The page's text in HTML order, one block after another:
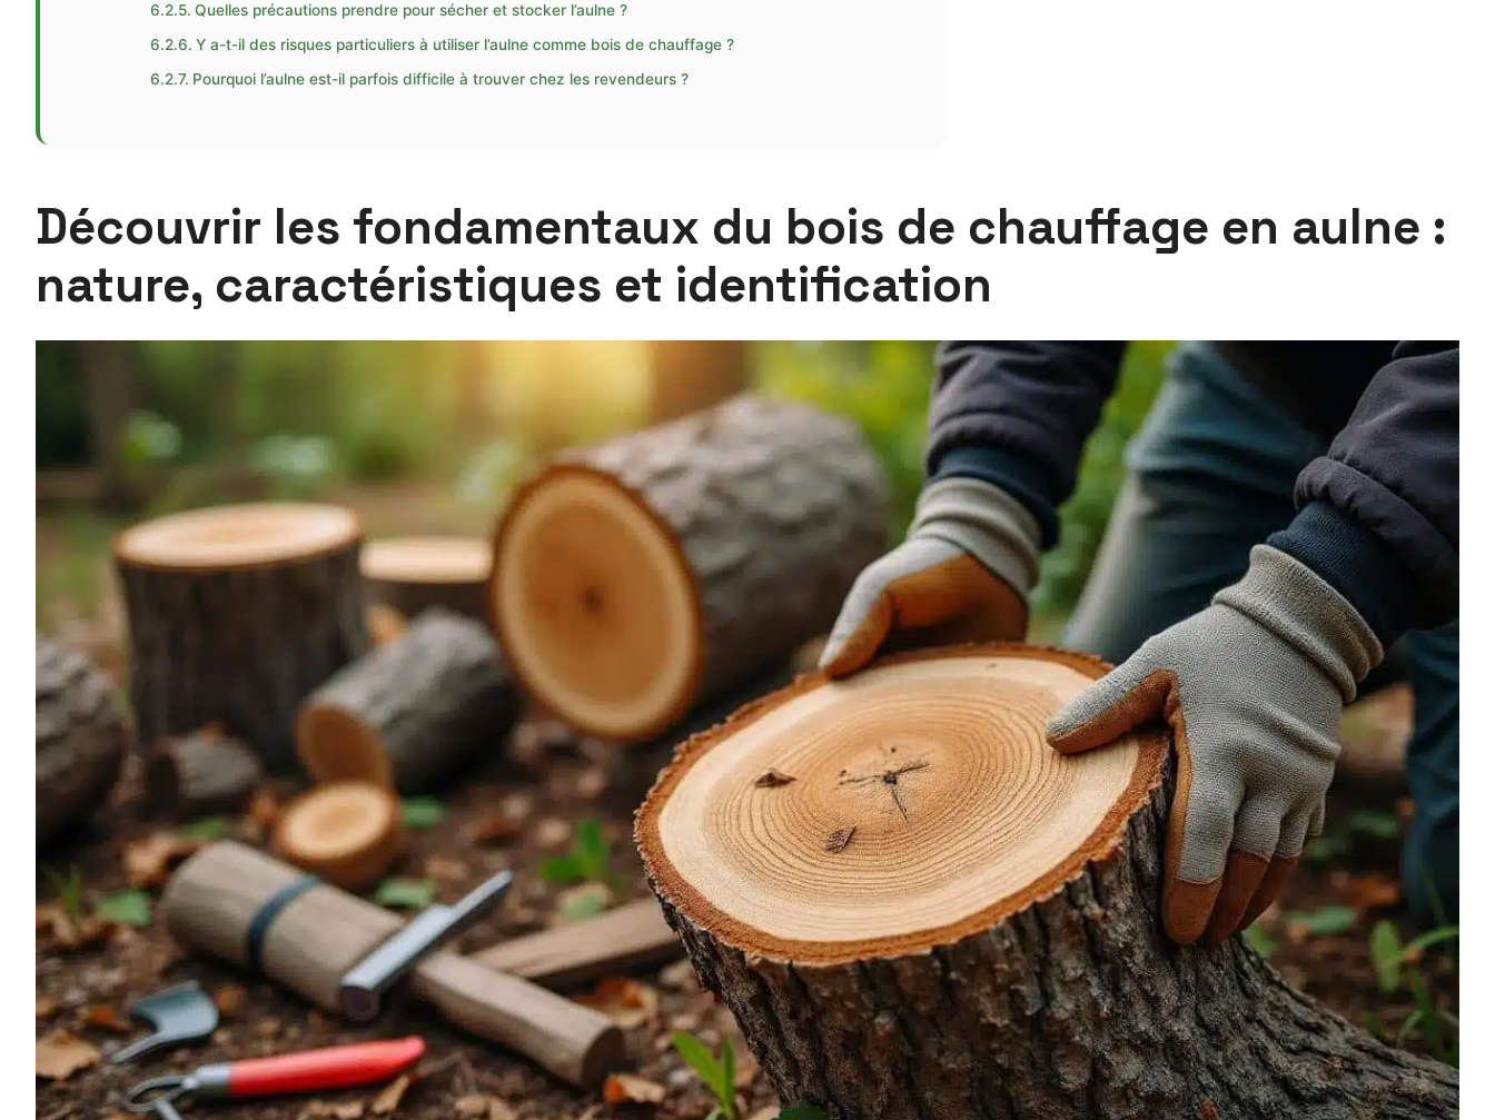
Quelles précautions prendre pour sécher et stocker l’aulne ?
Y a-t-il des risques particuliers à utiliser l’aulne comme bois de chauffage ?
Pourquoi l’aulne est-il parfois difficile à trouver chez les revendeurs ?
Découvrir les fondamentaux du bois de chauffage en aulne :
nature, caractéristiques et identification